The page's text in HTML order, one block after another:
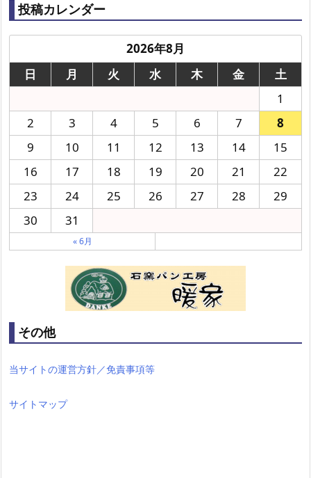
投稿カレンダー
2026年8月
日
月 火 水 木 金
土
1
2
3 4 5 6 7
8
9
10 11 12 13 14
15
16
17 18 19 20 21
22
23
24 25 26 27 28
29
30
31
« 6月
その他
当サイトの運営方針／免責事項等
サイトマップ